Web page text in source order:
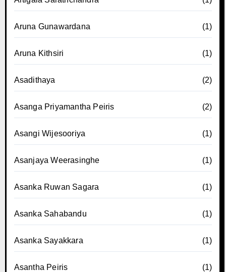
Aruna Gunawardana (1)
Aruna Kithsiri (1)
Asadithaya (2)
Asanga Priyamantha Peiris (2)
Asangi Wijesooriya (1)
Asanjaya Weerasinghe (1)
Asanka Ruwan Sagara (1)
Asanka Sahabandu (1)
Asanka Sayakkara (1)
Asantha Peiris (1)